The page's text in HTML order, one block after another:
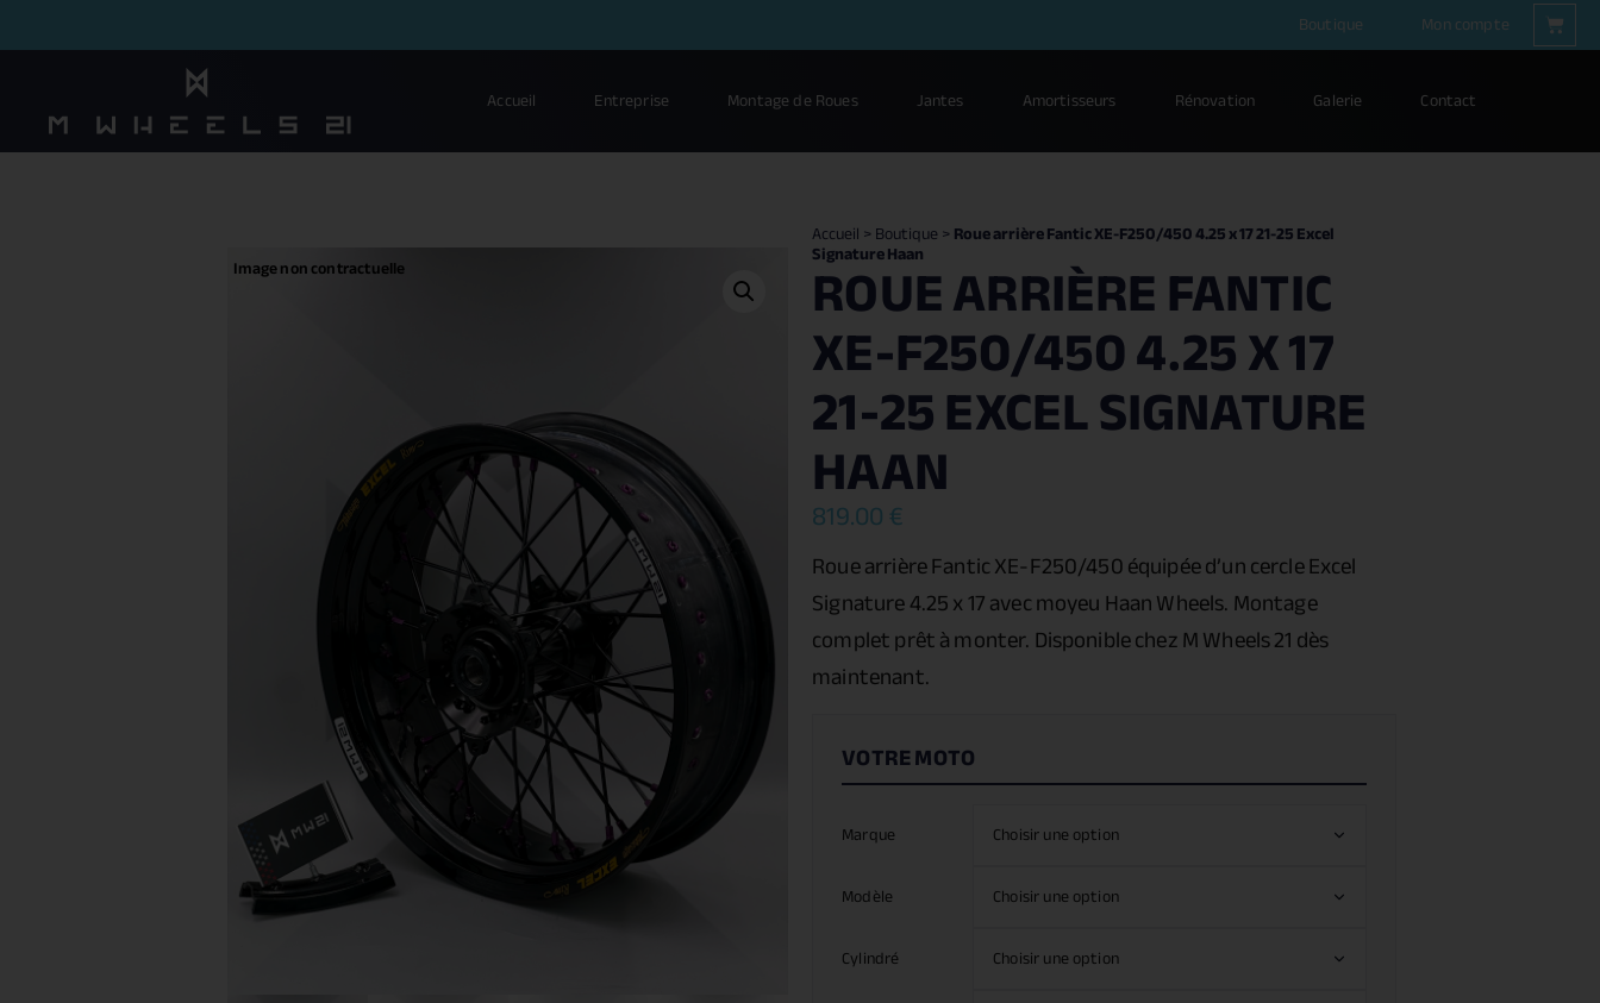
Boutique Mon compte
Accueil Entreprise Montage de Roues Jantes Amortisseurs Rénovation Galerie Contact
Image non contractuelle
Accueil>Boutique>Roue arrière Fantic XE-F250/450 4.25 x 17 21-25 Excel
Signature Haan
ROUE ARRIÈRE FANTIC
XE-F250/450 4.25 X 17
21-25 EXCEL SIGNATURE
HAAN
819.00€
Roue arrière Fantic XE-F250/450 équipée d’un cercle Excel
Signature 4.25 x 17 avec moyeu Haan Wheels. Montage
complet prêt à monter. Disponible chez M Wheels 21 dès
maintenant.
Marque
Modèle
Cylindré